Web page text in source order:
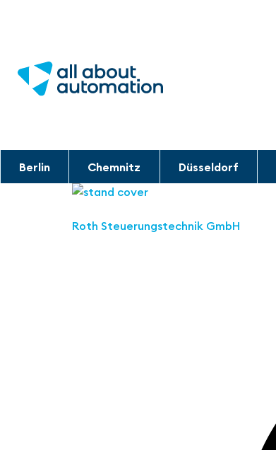
Berlin Chemnitz Düsseldorf
Roth Steuerungstechnik GmbH